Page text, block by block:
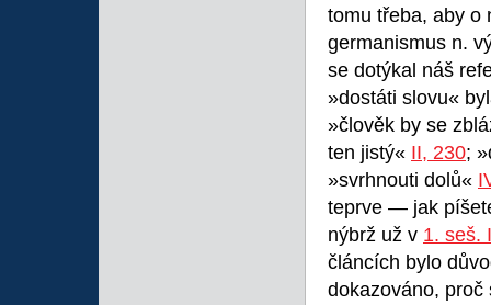
tomu třeba, aby o
germanismus n.
se dotýkal náš
»dostáti slovu«
»člověk by se
ten jistý« II, 230;
»svrhnouti dolů«
teprve — jak
nýbrž už v 1. seš.
článcích bylo
dokazováno, proč